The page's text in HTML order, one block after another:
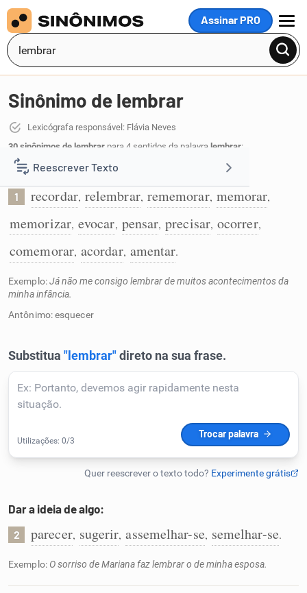
Assinar PRO
MENU
Reescrever Texto
Resumir Texto
Detector de IA
Humanizador de IA
Cata-letras
Conexões
Caça-palavras
Sinônimo de lembrar
Lexicógrafa responsável: Flávia Neves
30 sinônimos de lembrar para 4 sentidos da palavra lembrar:
Recordar alguma coisa:
1 recordar, relembrar, rememorar, memorar,
memorizar, evocar, pensar, precisar, ocorrer,
comemorar, acordar, amentar.
Exemplo:Já não me consigo lembrar de muitos acontecimentos da
minha infância.
Antônimo: esquecer
Dar a ideia de algo:
2 parecer, sugerir, assemelhar-se, semelhar-se.
Exemplo: O sorriso de Mariana faz lembrar o de minha esposa.